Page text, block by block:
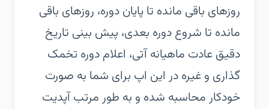
روزهای باقی مانده تا پایان دوره، روزهای باقی
مانده تا شروع دوره بعدی، پیش بینی تاریخ
دقیق عادت ماهیانه آتی، اعلام دوره تخمک
گذاری و غیره در این اپ برای شما به صورت
خودکار محاسبه شده و به طور مرتب آپدیت